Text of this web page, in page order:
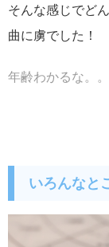
そんな感じでど
曲に虜でした！
年齢わかるな。
いろんなと